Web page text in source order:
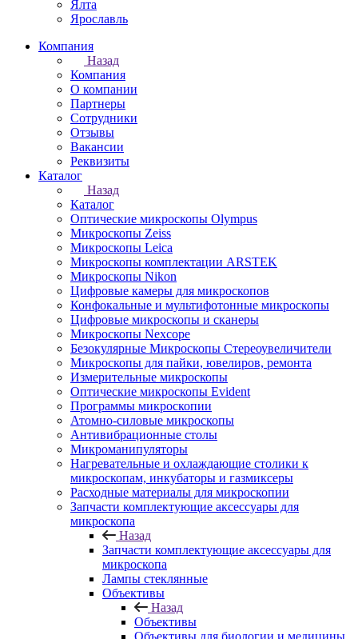
Ялта
Ярославль
Компания
Назад
Компания
О компании
Партнеры
Сотрудники
Отзывы
Вакансии
Реквизиты
Каталог
Назад
Каталог
Оптические микроскопы Olympus
Микроскопы Zeiss
Микроскопы Leica
Микроскопы комплектации ARSTEK
Микроскопы Nikon
Цифровые камеры для микроскопов
Конфокальные и мультифотонные микроскопы
Цифровые микроскопы и сканеры
Микроскопы Nexcope
Безокулярные Микроскопы Стереоувеличители
Микроскопы для пайки, ювелиров, ремонта
Измерительные микроскопы
Оптические микроскопы Evident
Программы микроскопии
Атомно-силовые микроскопы
Антивибрационные столы
Микроманипуляторы
Нагревательные и охлаждающие столики к
микроскопам, инкубаторы и газмиксеры
Расходные материалы для микроскопии
Запчасти комплектующие аксессуары для
микроскопа
Назад
Запчасти комплектующие аксессуары для
микроскопа
Лампы стеклянные
Объективы
Назад
Объективы
Объективы для биологии и медицины